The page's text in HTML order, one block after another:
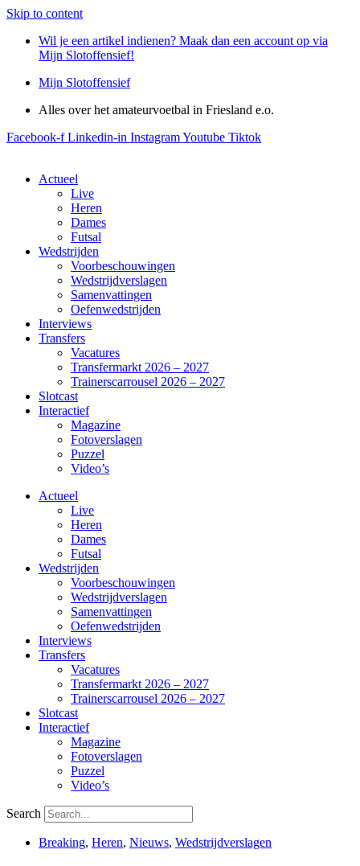
Skip to content
Wil je een artikel indienen? Maak dan een account op via
Mijn Slotoffensief!
Mijn Slotoffensief
Alles over het amateurvoetbal in Friesland e.o.
Facebook-f Linkedin-in InstagramYoutube Tiktok
Actueel
Live
Heren
Dames
Futsal
Wedstrijden
Voorbeschouwingen
Wedstrijdverslagen
Samenvattingen
Oefenwedstrijden
Interviews
Transfers
Vacatures
Transfermarkt 2026 – 2027
Trainerscarrousel 2026 – 2027
Slotcast
Interactief
Magazine
Fotoverslagen
Puzzel
Video’s
Actueel
Live
Heren
Dames
Futsal
Wedstrijden
Voorbeschouwingen
Wedstrijdverslagen
Samenvattingen
Oefenwedstrijden
Interviews
Transfers
Vacatures
Transfermarkt 2026 – 2027
Trainerscarrousel 2026 – 2027
Slotcast
Interactief
Magazine
Fotoverslagen
Puzzel
Video’s
Search
Breaking, Heren, Nieuws, Wedstrijdverslagen